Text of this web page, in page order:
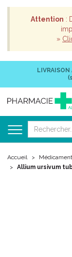
Attention :
»
LIVRAISON
Accueil
Allium ursivum